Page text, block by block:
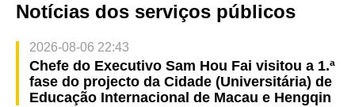
Notícias dos serviços públicos
2026-08-06 22:43
Chefe do Executivo Sam Hou Fai visitou a 1.ª
fase do projecto da Cidade (Universitária) de
Educação Internacional de Macau e Hengqin